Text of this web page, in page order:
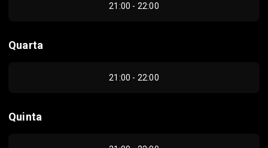
21:00 - 22:00
Quarta
21:00 - 22:00
Quinta